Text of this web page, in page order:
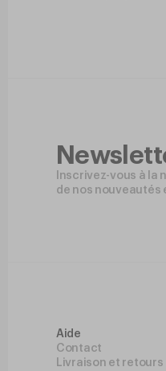
Inscrivez-vous à la
de nos nouveautés
Aide
Contact
Livraison et retours